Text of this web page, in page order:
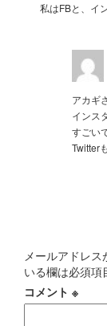
私はFBと、イ
アカギ
インス
すごい
Twitter
メールアドレス
いる欄は必須項
コメント ※